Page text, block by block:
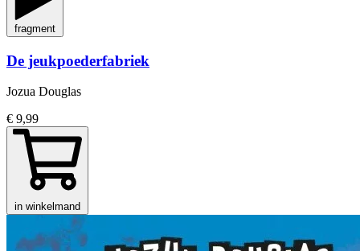
fragment
De jeukpoederfabriek
Jozua Douglas
€ 9,99
in winkelmand